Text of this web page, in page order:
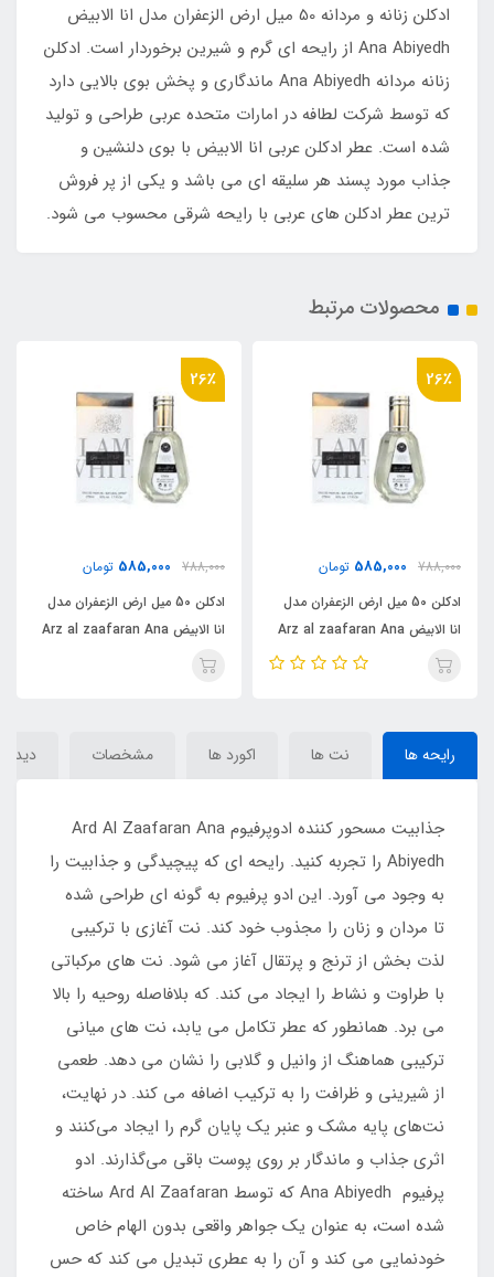
ادکلن زنانه و مردانه 50 میل ارض الزعفران مدل انا الابیض
Ana Abiyedh از رایحه ای گرم و شیرین برخوردار است. ادکلن
زنانه مردانه Ana Abiyedh ماندگاری و پخش بوی بالایی دارد
که توسط شرکت لطافه در امارات متحده عربی طراحی و تولید
شده است. عطر ادکلن عربی انا الابیض با بوی دلنشین و
جذاب مورد پسند هر سلیقه ای می باشد و یکی از پر فروش
ترین عطر ادکلن های عربی با رایحه شرقی محسوب می شود.
محصولات مرتبط
26٪
788,000
585,000 تومان
ادکلن 50 میل ارض الزعفران مدل
انا الابیض Arz al zaafaran Ana
Abiyedh
26٪
788,000
585,000 تومان
ادکلن 50 میل ارض الزعفران مدل
انا الابیض Arz al zaafaran Ana
Abiyedh
رایحه ها نت ها اکورد ها مشخصات
جذابیت مسحور کننده ادوپرفیوم Ard Al Zaafaran Ana
Abiyedh را تجربه کنید. رایحه ای که پیچیدگی و جذابیت را
به وجود می آورد. این ادو پرفیوم به گونه ای طراحی شده
تا مردان و زنان را مجذوب خود کند. نت آغازی با ترکیبی
لذت بخش از ترنج و پرتقال آغاز می شود. نت های مرکباتی
با طراوت و نشاط را ایجاد می کند. که بلافاصله روحیه را بالا
می برد. همانطور که عطر تکامل می یابد، نت های میانی
ترکیبی هماهنگ از وانیل و گلابی را نشان می دهد. طعمی
از شیرینی و ظرافت را به ترکیب اضافه می کند. در نهایت،
نت‌های پایه مشک و عنبر یک پایان گرم را ایجاد می‌کنند و
اثری جذاب و ماندگار بر روی پوست باقی می‌گذارند. ادو
پرفیوم Ana Abiyedh که توسط Ard Al Zaafaran ساخته
شده است، به عنوان یک جواهر واقعی بدون الهام خاص
خودنمایی می کند و آن را به عطری تبدیل می کند که حس